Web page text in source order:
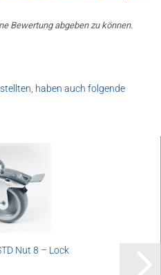
Bewertung abgeben zu können.
haben auch folgende
Nut 8 – Lock